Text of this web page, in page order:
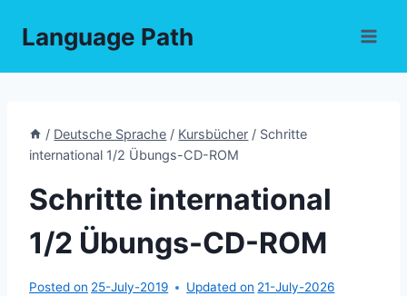
Language Path
/ Deutsche Sprache / Kursbücher / Schritte
international 1/2 Übungs-CD-ROM
Schritte international
1/2 Übungs-CD-ROM
Posted on 25-July-2019 Updated on 21-July-2026